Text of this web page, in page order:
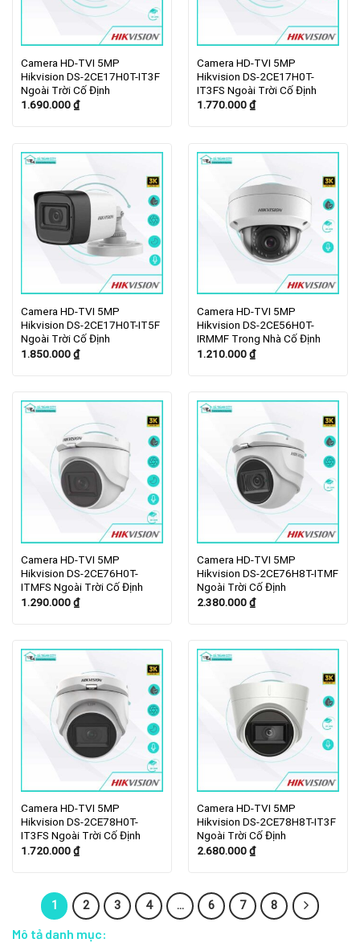
Camera HD-TVI 5MP
Hikvision DS-2CE17H0T-IT3F
Ngoài Trời Cố Định
1.690.000₫
Camera HD-TVI 5MP
Hikvision DS-2CE17H0T-
IT3FS Ngoài Trời Cố Định
1.770.000₫
Camera HD-TVI 5MP
Hikvision DS-2CE17H0T-IT5F
Ngoài Trời Cố Định
1.850.000₫
Camera HD-TVI 5MP
Hikvision DS-2CE56H0T-
IRMMF Trong Nhà Cố Định
1.210.000₫
Camera HD-TVI 5MP
Hikvision DS-2CE76H0T-
ITMFS Ngoài Trời Cố Định
1.290.000₫
Camera HD-TVI 5MP
Hikvision DS-2CE76H8T-ITMF
Ngoài Trời Cố Định
2.380.000₫
Camera HD-TVI 5MP
Hikvision DS-2CE78H0T-
IT3FS Ngoài Trời Cố Định
1.720.000₫
Camera HD-TVI 5MP
Hikvision DS-2CE78H8T-IT3F
Ngoài Trời Cố Định
2.680.000₫
1 2 3 4 … 6 7 8
Mô tả danh mục: